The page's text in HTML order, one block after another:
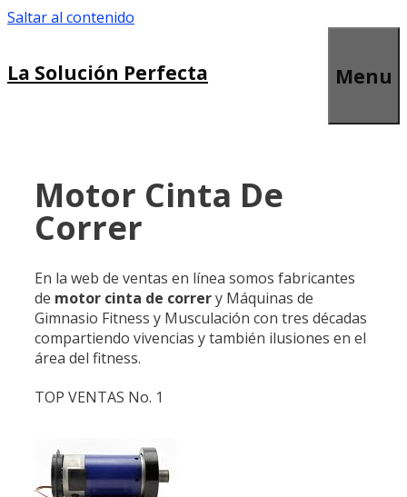
Saltar al contenido
La Solución Perfecta Menu
Motor Cinta De
Correr
En la web de ventas en línea somos fabricantes
de motor cinta de correry Máquinas de
Gimnasio Fitness y Musculación con tres décadas
compartiendo vivencias y también ilusiones en el
área del fitness.
TOP VENTAS No. 1